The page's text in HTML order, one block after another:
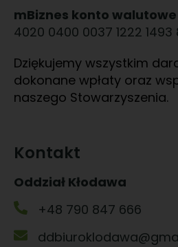
mBiznes konto walutowe
4020 0400 0037 1222 1493
Dziękujemy wszystkim
dokonane wpłaty oraz
naszego Stowarzyszenia.
Kontakt
Oddział Kłodawa
+48 790 847 666